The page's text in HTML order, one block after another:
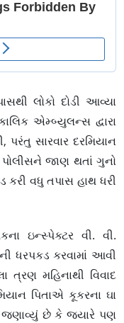
લોકો દોડી આવ્યા
એમ્બ્યુલન્સ દ્વારા
પરંતુ સારવાર દરમિયાન
જાણ થતાં ગુનો
કરી વધુ તપાસ હાથ ધરી
ઇન્સ્પેક્ટર વી. વી.
ધરપકડ કરવામાં આવી
ત્રણ મહિનાથી વિવાદ
પિતાએ કૂકરના ઘા
જણાવ્યું છે કે જ્યારે પણ